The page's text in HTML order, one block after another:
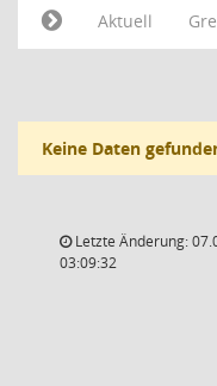
Aktuell
Keine Daten
Letzte Änderung:
03:09:32